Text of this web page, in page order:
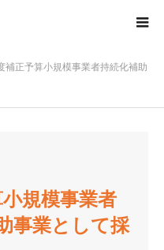
補正予算小規模事業者持続化補助
規模事業者
事業として採